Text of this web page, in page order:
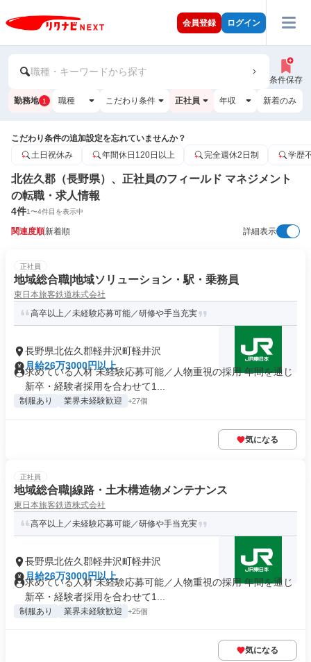
会員登録 ログイン
職種・キーワードから探す
条件保存
勤務地 1 職種 こだわり条件 正社員 年収 新着のみ
こだわり条件の追加設定を忘れていませんか？
土日祝休み
年間休日120日以上 完全週休2日制 学歴
北佐久郡（長野県）、正社員のフィールド マネジメント
の転職・求人情報
4件1〜4件目を表示中
関連度順新着順 詳細表示
正社員
地域総合職|地域ソリューション・駅・乗務員
東日本旅客鉄道株式会社
高卒以上／未経験応募可能／研修や手当充実
長野県北佐久郡軽井沢町軽井沢
月給26万3000円以上
求めている人材 未経験応募可能／人物重視の採用 年間を通じ
新卒・経験者採用を合わせて1...
制服あり 業界未経験歓迎 +27個
気になる
正社員
地域総合職|線路・土木構造物メンテナンス
東日本旅客鉄道株式会社
高卒以上／未経験応募可能／研修や手当充実
長野県北佐久郡軽井沢町軽井沢
月給26万3000円以上
求めている人材 未経験応募可能／人物重視の採用 年間を通じ
新卒・経験者採用を合わせて1...
制服あり 業界未経験歓迎 +25個
気になる